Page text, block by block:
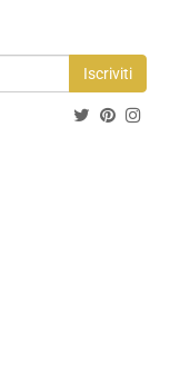
Iscriviti